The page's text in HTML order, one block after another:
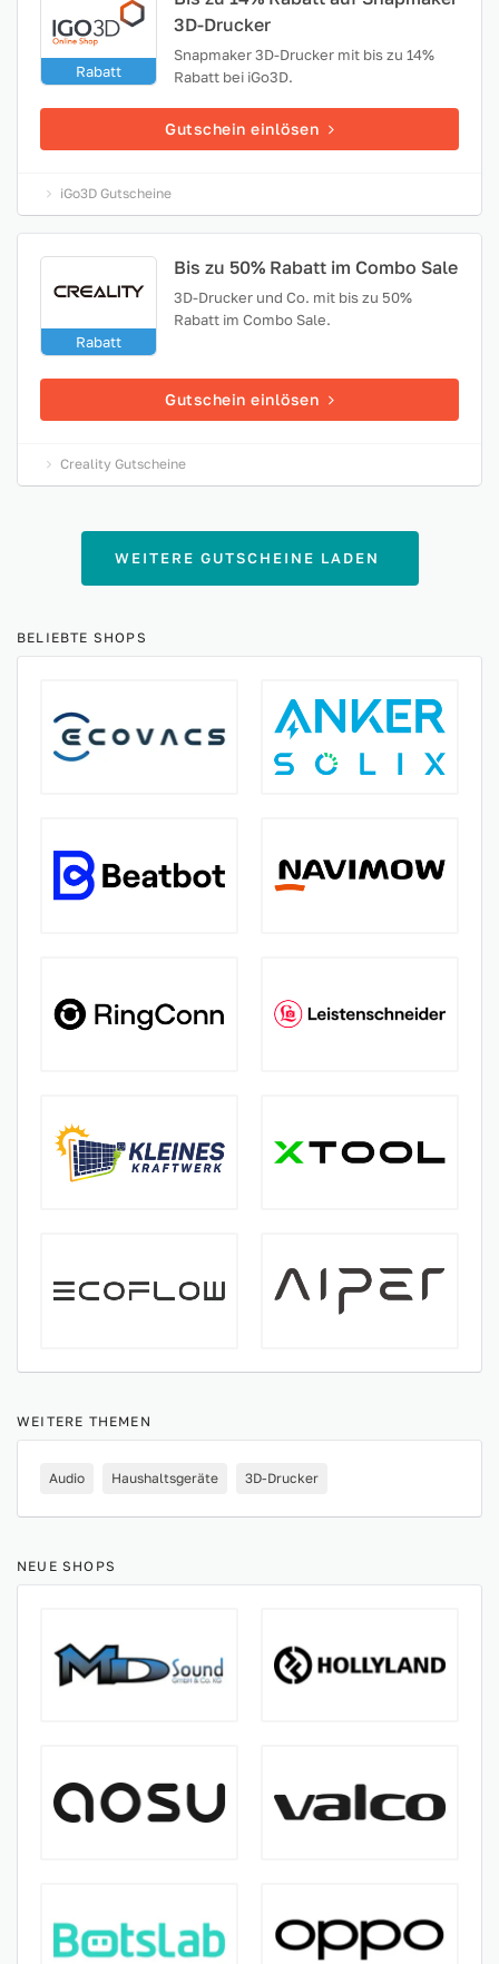
Rabatt
3D-Drucker
Snapmaker 3D-Drucker mit bis zu 14%
Rabatt bei iGo3D.
Gutschein einlösen
iGo3D Gutscheine
Rabatt
Bis zu 50% Rabatt im Combo Sale
3D-Drucker und Co. mit bis zu 50%
Rabatt im Combo Sale.
Gutschein einlösen
Creality Gutscheine
WEITERE GUTSCHEINE LADEN
BELIEBTE SHOPS
WEITERE THEMEN
Audio Haushaltsgeräte 3D-Drucker
NEUE SHOPS